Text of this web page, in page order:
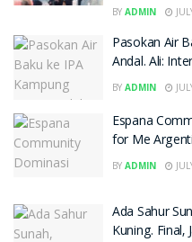
BY ADMIN
Pasokan Air
Andal. Ali:
BY ADMIN
Espana
for Me
BY ADMIN
Ada Sahur
Kuning.